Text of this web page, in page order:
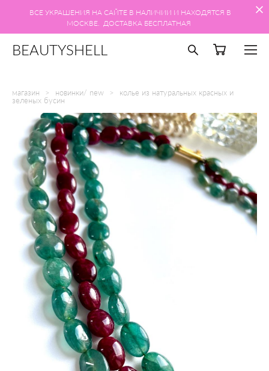
ВСЕ УКРАШЕНИЯ НА САЙТЕ В НАЛИЧИИ И НАХОДЯТСЯ В
МОСКВЕ. ДОСТАВКА БЕСПЛАТНАЯ
BEAUTYSHELL
магазин > новинки/ new >
колье из натуральных красных и
зеленых бусин